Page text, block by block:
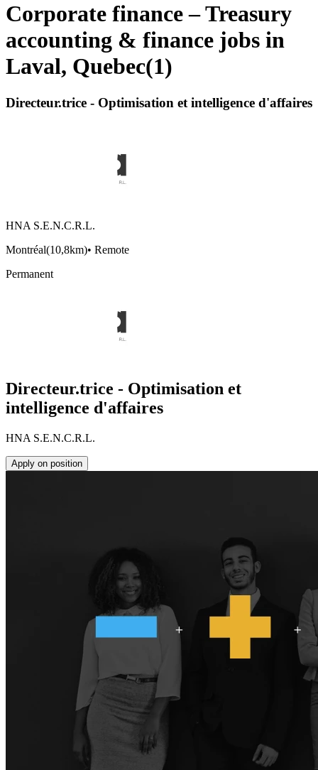
Corporate finance – Treasury
accounting & finance jobs in
Laval, Quebec(1)
Directeur.trice - Optimisation et intelligence d'affaires
HNA S.E.N.C.R.L.
Montréal(10,8km)• Remote
Permanent
Directeur.trice - Optimisation et
intelligence d'affaires
HNA S.E.N.C.R.L.
Apply on position